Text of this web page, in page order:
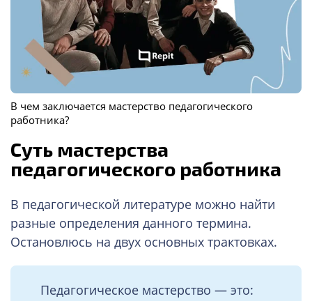
В чем заключается мастерство педагогического
работника?
Суть мастерства
педагогического работника
В педагогической литературе можно найти
разные определения данного термина.
Остановлюсь на двух основных трактовках.
Педагогическое мастерство — это: